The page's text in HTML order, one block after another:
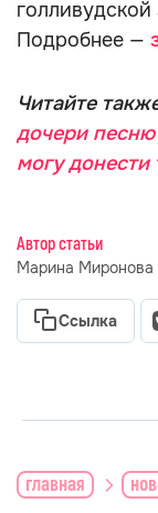
Подробнее —
Читайте
дочери
могу донести
Автор статьи
Марина Миронова
Ссылка
главная